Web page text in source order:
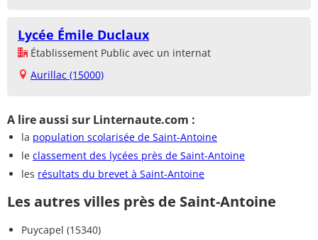
Lycée Émile Duclaux
Établissement Public avec un internat
Aurillac (15000)
A lire aussi sur Linternaute.com :
la population scolarisée de Saint-Antoine
le classement des lycées près de Saint-Antoine
les résultats du brevet à Saint-Antoine
Les autres villes près de Saint-Antoine
Puycapel (15340)